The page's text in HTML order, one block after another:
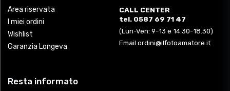
Area riservata
I miei ordini
Wishlist
Garanzia Longeva
CALL CENTER
tel. 0587 69 71 47
(Lun-Ven: 9-13 e 14.30-18.30)
Email ordini@ilfotoamatore.it
Resta informato